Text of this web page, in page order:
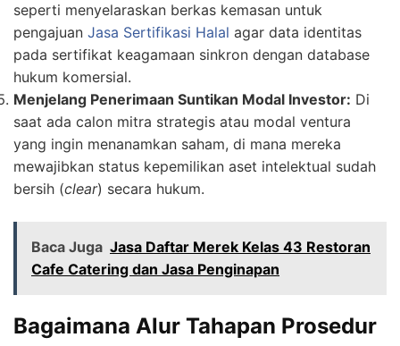
seperti menyelaraskan berkas kemasan untuk
pengajuan Jasa Sertifikasi Halal agar data identitas
pada sertifikat keagamaan sinkron dengan database
hukum komersial.
Menjelang Penerimaan Suntikan Modal Investor: Di
saat ada calon mitra strategis atau modal ventura
yang ingin menanamkan saham, di mana mereka
mewajibkan status kepemilikan aset intelektual sudah
bersih (clear) secara hukum.
Baca Juga Jasa Daftar Merek Kelas 43 Restoran
Cafe Catering dan Jasa Penginapan
Bagaimana Alur Tahapan Prosedur